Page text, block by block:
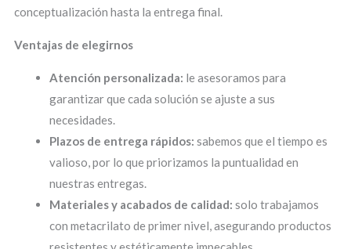
conceptualización hasta la entrega final.
Ventajas de elegirnos
Atención personalizada: le asesoramos para
garantizar que cada solución se ajuste a sus
necesidades.
Plazos de entrega rápidos: sabemos que el tiempo es
valioso, por lo que priorizamos la puntualidad en
nuestras entregas.
Materiales y acabados de calidad: solo trabajamos
con metacrilato de primer nivel, asegurando productos